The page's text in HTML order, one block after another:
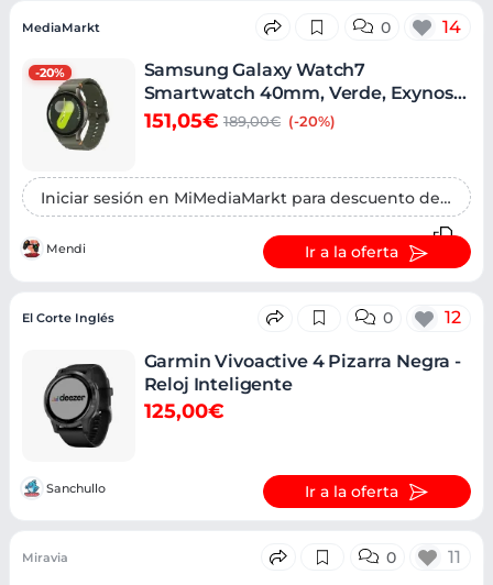
-20%
MediaMarkt 0 14
Samsung Galaxy Watch7
Smartwatch 40mm, Verde, Exynos
W1000
151,05€ 189,00€ (-20%)
Iniciar sesión en MiMediaMarkt para descuento de 7,95€
Mendi Ir a la oferta
El Corte Inglés 0 12
Garmin Vivoactive 4 Pizarra Negra -
Reloj Inteligente
125,00€
Sanchullo Ir a la oferta
Miravia 0 11